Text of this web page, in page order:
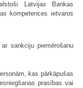
Latvijas Bankas
kompetences ietvaros
sankciju piemērošanu
kas pārkāpušas
prasības vai